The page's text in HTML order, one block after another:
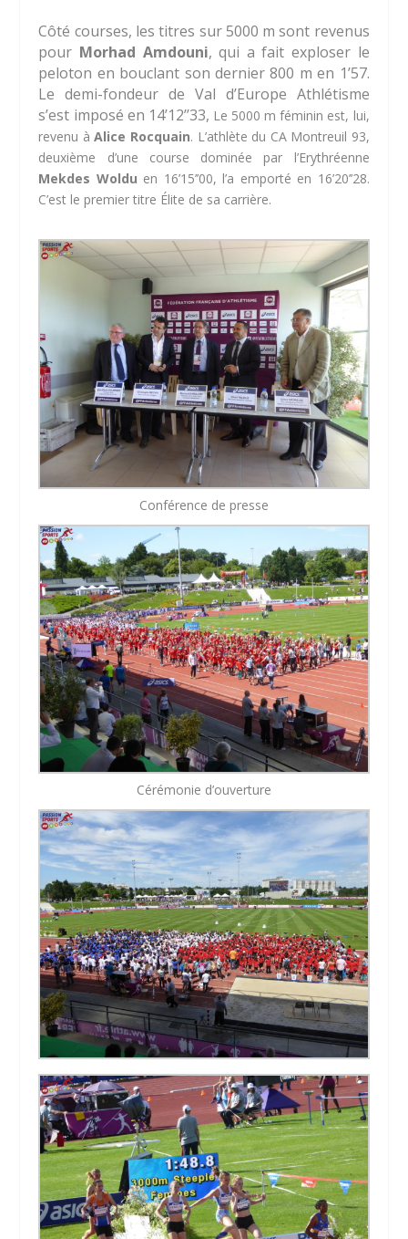
Côté courses, les titres sur 5000 m sont revenus
pour Morhad Amdouni, qui a fait exploser le
peloton en bouclant son dernier 800 m en 1’57.
Le demi-fondeur de Val d’Europe Athlétisme
s’est imposé en 14’12’’33, Le 5000 m féminin est, lui,
revenu àAlice Rocquain. L’athlète du CA Montreuil 93,
deuxième d’une course dominée par l’Erythréenne
Mekdes Woldu en 16’15’’00, l’a emporté en 16’20’’28.
C’est le premier titre Élite de sa carrière.
Conférence de presse
Cérémonie d’ouverture